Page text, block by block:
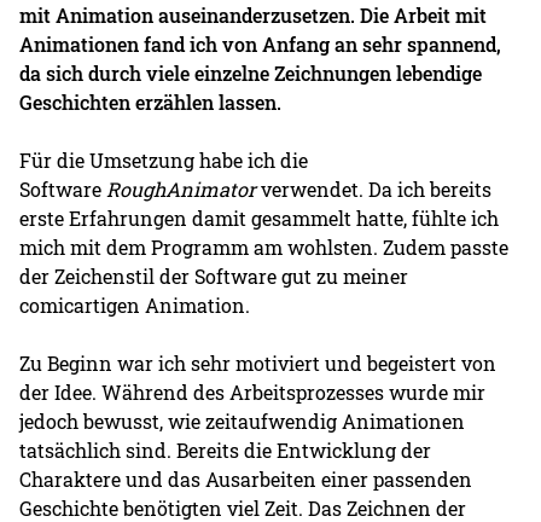
mit Animation auseinanderzusetzen. Die Arbeit mit
Animationen fand ich von Anfang an sehr spannend,
da sich durch viele einzelne Zeichnungen lebendige
Geschichten erzählen lassen.
Für die Umsetzung habe ich die
Software RoughAnimatorverwendet. Da ich bereits
erste Erfahrungen damit gesammelt hatte, fühlte ich
mich mit dem Programm am wohlsten. Zudem passte
der Zeichenstil der Software gut zu meiner
comicartigen Animation.
Zu Beginn war ich sehr motiviert und begeistert von
der Idee. Während des Arbeitsprozesses wurde mir
jedoch bewusst, wie zeitaufwendig Animationen
tatsächlich sind. Bereits die Entwicklung der
Charaktere und das Ausarbeiten einer passenden
Geschichte benötigten viel Zeit. Das Zeichnen der